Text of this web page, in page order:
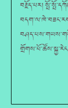
བརྗོད་པར།